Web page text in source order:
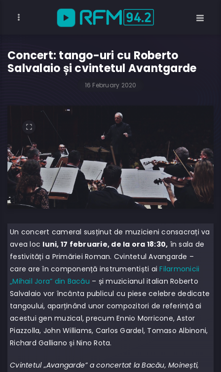
Concert: tango-uri cu Roberto
Salvalaio și cvintetul Avantgarde
16 February 2020
Un concert cameral susținut de muzicieni consacrați va
avea loc luni, 17 februarie, de la ora 18:30, în sala de
festivități a Primăriei Roman. Cvintetul Avangarde –
care are în componență instrumentiști aiFilarmonicii
„Mihail Jora” din Bacău – și muzicianul italian Roberto
Salvalaio vor încânta publicul cu piese celebre dedicate
tangoului, aparținând unor compozitori de referință ai
acestui gen muzical, precum Ennio Morricone, Astor
Piazzolla, John Williams, Carlos Gardel, Tomaso Albinoni,
Richard Galliano și Nino Rota.
Cvintetul „Avangarde” a concertat la Bacău, Moinești,